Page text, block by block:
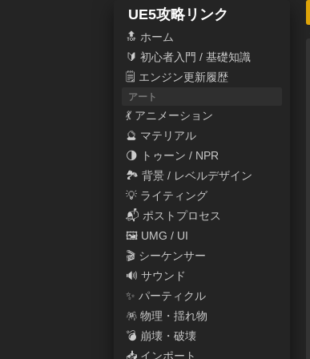
UE5攻略リンク
🔝 ホーム
🔰 初心者入門 / 基礎知識
🗒 エンジン更新履歴
アート
💃 アニメーション
🔮 マテリアル
🌗 トゥーン / NPR
🏞 背景 / レベルデザイン
💡 ライティング
📬 ポストプロセス
🖼 UMG / UI
🎬 シーケンサー
🔊 サウンド
✨ パーティクル
🪅 物理・揺れ物
💣 崩壊・破壊
📥 インポート